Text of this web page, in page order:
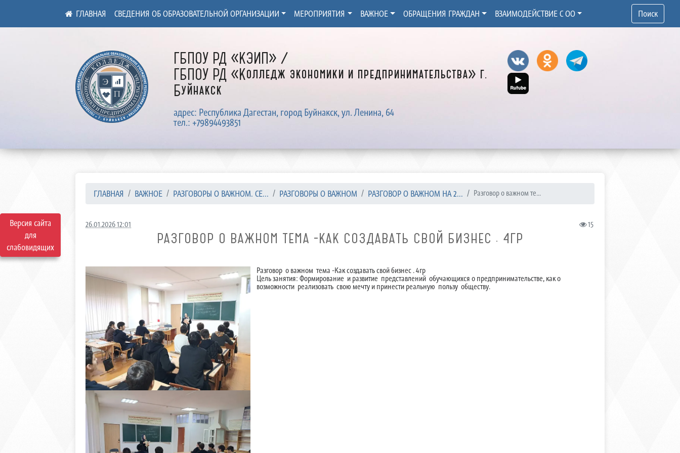
Версия сайта
для
слабовидящих
ГБПОУ РД «КЭИП» /
ГБПОУ РД «Колледж экономики и предпринимательства» г.
Буйнакск
адрес: Республика Дагестан, город Буйнакск, ул. Ленина, 64
тел.: +79894493851
СВЕДЕНИЯ ОБ ОБРАЗОВАТЕЛЬНОЙ ОРГАНИЗАЦИИ МЕРОПРИЯТИЯ ВАЖНОЕ ОБРАЩЕНИЯ ГРАЖДАН ВЗАИМОДЕЙСТВИЕ С ОО Поиск
ГЛАВНАЯ ВАЖНОЕ РАЗГОВОРЫ О ВАЖНОМ. СЕ... РАЗГОВОРЫ О ВАЖНОМ РАЗГОВОР О ВАЖНОМ НА 2... Разговор о важном те...
26.01.2026 12:01 15
РАЗГОВОР О ВАЖНОМ ТЕМА -КАК СОЗДАВАТЬ СВОЙ БИЗНЕС . 4ГР
Разговор о важном тема -Как создавать свой бизнес . 4гр
Цель занятия: Формирование и развитие представлений обучающихся о предпринимательстве, как о
возможности реализовать свою мечту и принести реальную пользу обществу.